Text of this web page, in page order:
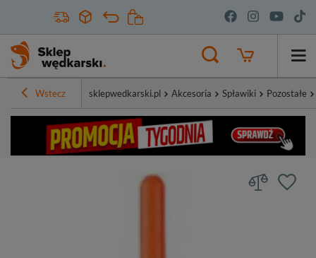
Wstecz sklepwedkarski.pl Akcesoria Spławiki Pozostałe